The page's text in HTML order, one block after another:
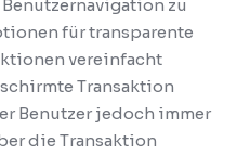
zu
für transparente
vereinfacht
Transaktion
Benutzer jedoch immer
die Transaktion